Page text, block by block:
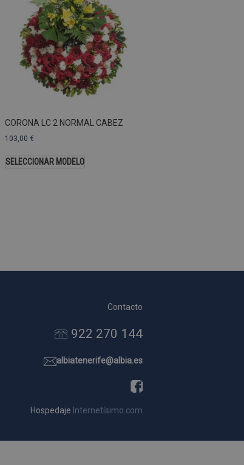
CORONA LC 2 NORMAL CABEZ
103,00 €
SELECCIONAR MODELO
Contacto
922 270 144
albiatenerife@albia.es
Hospedaje Internetísimo.com
un número
en cada
de visitantes,
forma
de sitios